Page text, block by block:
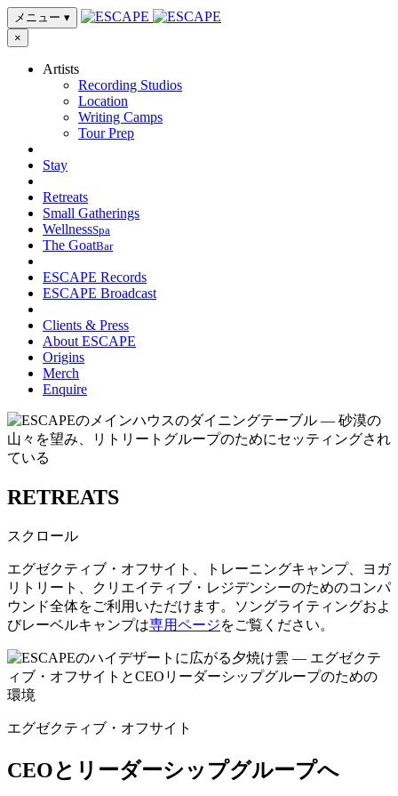
メニュー ▾
×
Artists
Recording Studios
Location
Writing Camps
Tour Prep
Stay
Retreats
Small Gatherings
WellnessSpa
The GoatBar
ESCAPE Records
ESCAPE Broadcast
Clients & Press
About ESCAPE
Origins
Merch
Enquire
RETREATS
スクロール
エグゼクティブ・オフサイト、トレーニングキャンプ、ヨガ
リトリート、クリエイティブ・レジデンシーのためのコンパ
ウンド全体をご利用いただけます。ソングライティングおよ
びレーベルキャンプは専用ページをご覧ください。
エグゼクティブ・オフサイト
CEOとリーダーシップグループへ